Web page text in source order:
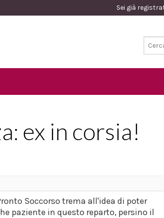
Sei già
ex in corsia!
Soccorso trema all'idea di poter
paziente in questo reparto, persino il